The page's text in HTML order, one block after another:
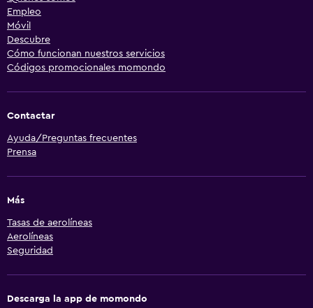
Empleo
Móvil
Descubre
Cómo funcionan nuestros servicios
Códigos promocionales momondo
Contactar
Ayuda/Preguntas frecuentes
Prensa
Más
Tasas de aerolíneas
Aerolíneas
Seguridad
Descarga la app de momondo